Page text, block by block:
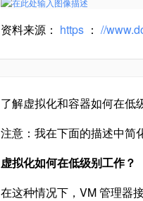
资料来源： https ： //
了解虚拟化和容器如何在低
注意：我在下面的描述中简
虚拟化如何在低级别工作？
在这种情况下，VM 管理器